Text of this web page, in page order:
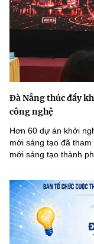
Đà Nẵng thúc đẩy
công nghệ
Hơn 60 dự án khởi
mới sáng tạo đã
mới sáng tạo thành